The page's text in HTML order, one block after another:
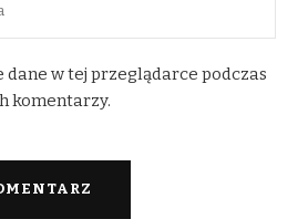
dane w tej przeglądarce podczas
komentarzy.